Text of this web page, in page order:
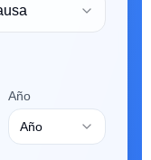
Año
Año